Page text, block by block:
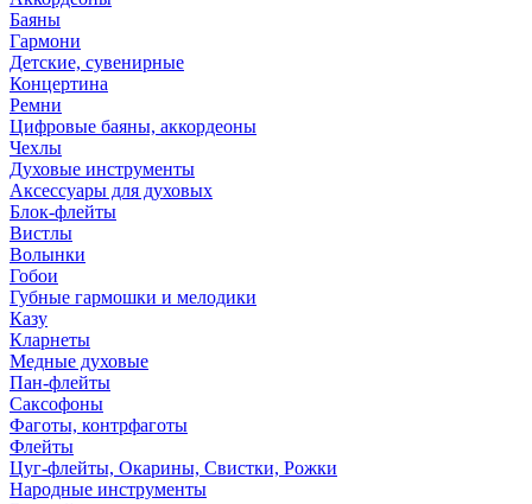
Баяны
Гармони
Детские, сувенирные
Концертина
Ремни
Цифровые баяны, аккордеоны
Чехлы
Духовые инструменты
Аксессуары для духовых
Блок-флейты
Вистлы
Волынки
Гобои
Губные гармошки и мелодики
Казу
Кларнеты
Медные духовые
Пан-флейты
Саксофоны
Фаготы, контрфаготы
Флейты
Цуг-флейты, Окарины, Свистки, Рожки
Народные инструменты